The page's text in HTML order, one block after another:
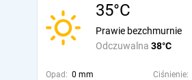
35°C
Odczuwalna 38°C
Prawie bezchmurnie
Opad: 0 mm Ciśnienie: